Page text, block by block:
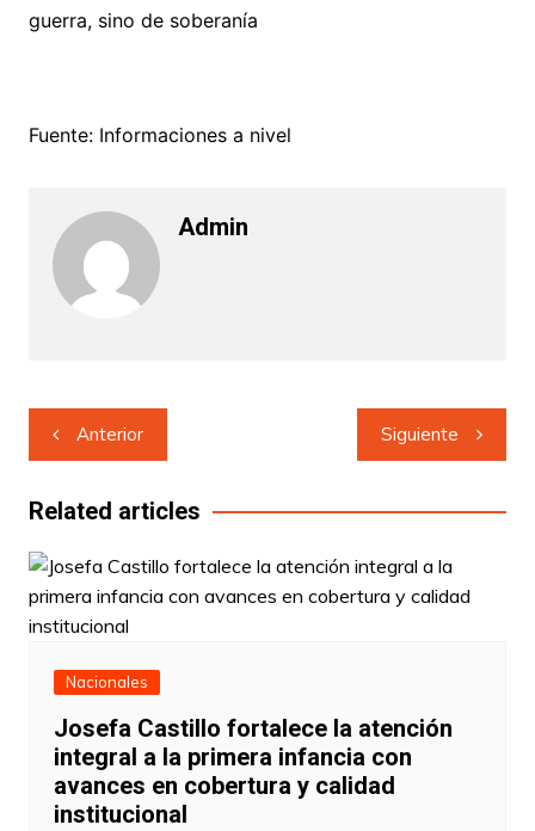
guerra, sino de soberanía
Fuente: Informaciones a nivel
Admin
Navegación
de
entradas
Anterior Siguiente
Related articles
Nacionales
Josefa Castillo fortalece la atención
integral a la primera infancia con
avances en cobertura y calidad
institucional